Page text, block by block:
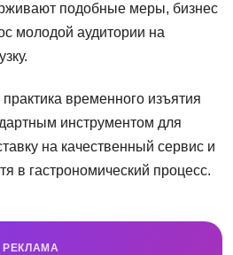
подобные меры, бизнес
молодой аудитории на
временного изъятия
инструментом для
на качественный сервис и
в гастрономический процесс.
РЕКЛАМА